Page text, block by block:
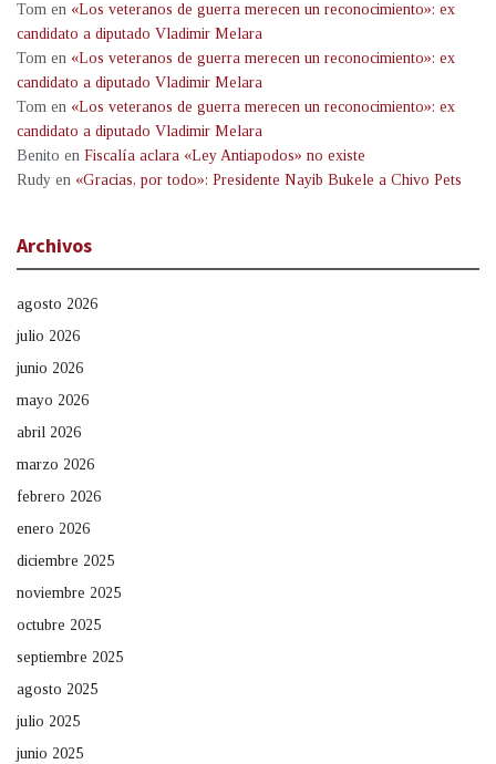
Tom en «Los veteranos de guerra merecen un reconocimiento»: ex
candidato a diputado Vladimir Melara
Tom en «Los veteranos de guerra merecen un reconocimiento»: ex
candidato a diputado Vladimir Melara
Tom en «Los veteranos de guerra merecen un reconocimiento»: ex
candidato a diputado Vladimir Melara
Benito en Fiscalía aclara «Ley Antiapodos» no existe
Rudy en «Gracias, por todo»: Presidente Nayib Bukele a Chivo Pets
Archivos
agosto 2026
julio 2026
junio 2026
mayo 2026
abril 2026
marzo 2026
febrero 2026
enero 2026
diciembre 2025
noviembre 2025
octubre 2025
septiembre 2025
agosto 2025
julio 2025
junio 2025